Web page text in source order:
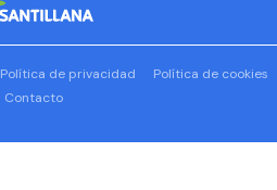
Política de privacidad
Política de cookies
Contacto